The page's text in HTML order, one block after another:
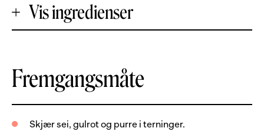
Vis ingredienser
Porsjoner
400 g
seifilet, uten skinn og bein
Fremgangsmåte
Skjær sei, gulrot og purre i terninger.